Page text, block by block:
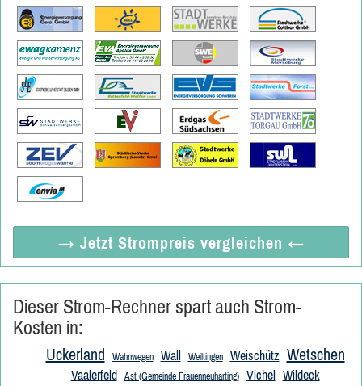
→ Jetzt Strompreis vergleichen ←
Dieser Strom-Rechner spart auch Strom-
Kosten in:
Uckerland Wahnwegen Wall Weiltingen Weischütz Wetschen
Vaalerfeld Ast (Gemeinde Frauenneuharting) Vichel Wildeck